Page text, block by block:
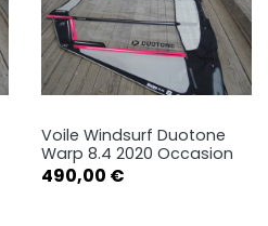
Voile Windsurf Duotone
Warp 8.4 2020 Occasion
Prix
490,00 €